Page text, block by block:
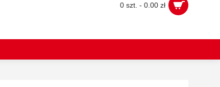
0 szt. - 0.00 zł